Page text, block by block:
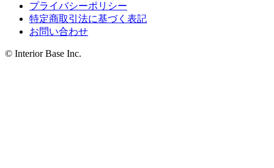
プライバシーポリシー
特定商取引法に基づく表記
お問い合わせ
© Interior Base Inc.